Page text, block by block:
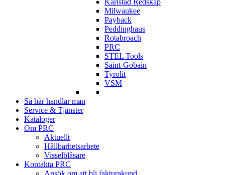
Milwaukee
Payback
Peddinghaus
Rotabroach
PRC
STEL Tools
Saint-Gobain
Tyrolit
VSM
Så här handlar man
Service & Tjänster
Kataloger
Om PRC
Aktuellt
Hållbarhetsarbete
Visselblåsare
Kontakta PRC
Ansök om att bli fakturakund